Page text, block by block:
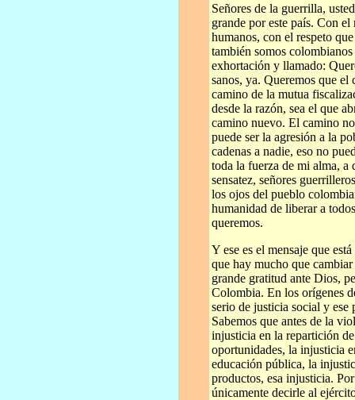
Señores de la guerrilla,
grande por este país. Con el
humanos, con el respeto
también somos
exhortación y llamado:
sanos, ya. Queremos que
camino de la mutua
desde la razón, sea el que
camino nuevo. El camino
puede ser la agresión a la
cadenas a nadie, eso no
toda la fuerza de mi alma, a
sensatez, señores
los ojos del pueblo
humanidad de liberar a
queremos.
Y ese es el mensaje que
que hay mucho que
grande gratitud ante Dios,
Colombia. En los orígenes
serio de justicia social y ese
Sabemos que antes de la
injusticia en la repartición
oportunidades, la injusticia
educación pública, la
productos, esa injusticia.
únicamente decirle al